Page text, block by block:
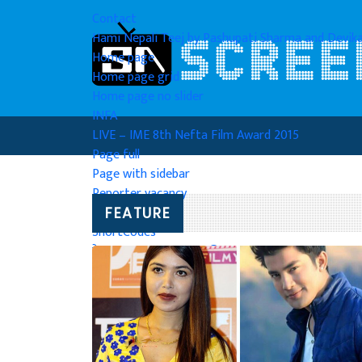
Contact
Hami Nepali Teej by Pashupati Sharma and
Home page
Home page grid
Home page no slider
INFA
LIVE – IME 8th Nefta Film Award 2015
Page full
Page with sidebar
Reporter vacancy
Sample Page
ShortCodes
केटाहरु लाइनमा छन् : सुरबिना
FEATURE